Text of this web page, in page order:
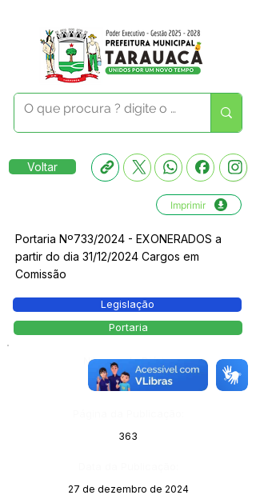
Voltar
Imprimir
Portaria Nº733/2024 - EXONERADOS a
partir do dia 31/12/2024 Cargos em
Comissão
Legislação
Portaria
Número do Diário:
13932
363
27 de dezembro de 2024